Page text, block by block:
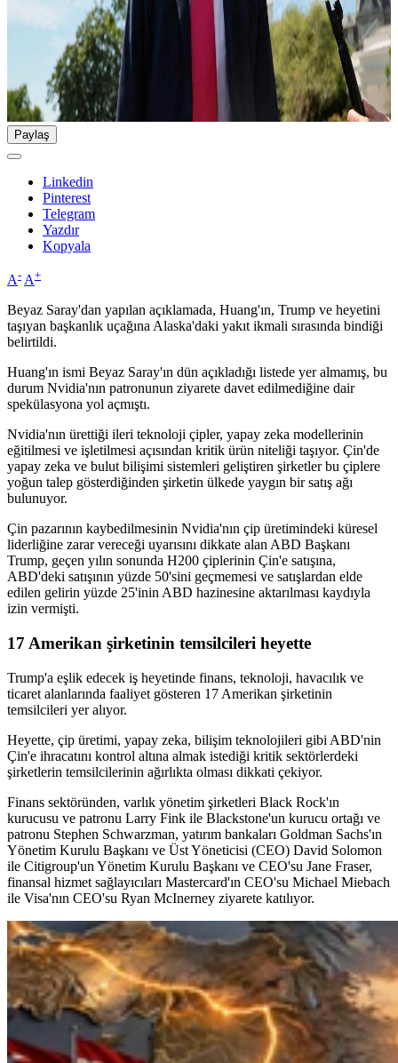
Paylaş
Linkedin
Pinterest
Telegram
Yazdır
Kopyala
A- A+
Beyaz Saray'dan yapılan açıklamada, Huang'ın, Trump ve heyetini
taşıyan başkanlık uçağına Alaska'daki yakıt ikmali sırasında bindiği
belirtildi.
Huang'ın ismi Beyaz Saray'ın dün açıkladığı listede yer almamış, bu
durum Nvidia'nın patronunun ziyarete davet edilmediğine dair
spekülasyona yol açmıştı.
Nvidia'nın ürettiği ileri teknoloji çipler, yapay zeka modellerinin
eğitilmesi ve işletilmesi açısından kritik ürün niteliği taşıyor. Çin'de
yapay zeka ve bulut bilişimi sistemleri geliştiren şirketler bu çiplere
yoğun talep gösterdiğinden şirketin ülkede yaygın bir satış ağı
bulunuyor.
Çin pazarının kaybedilmesinin Nvidia'nın çip üretimindeki küresel
liderliğine zarar vereceği uyarısını dikkate alan ABD Başkanı
Trump, geçen yılın sonunda H200 çiplerinin Çin'e satışına,
ABD'deki satışının yüzde 50'sini geçmemesi ve satışlardan elde
edilen gelirin yüzde 25'inin ABD hazinesine aktarılması kaydıyla
izin vermişti.
17 Amerikan şirketinin temsilcileri heyette
Trump'a eşlik edecek iş heyetinde finans, teknoloji, havacılık ve
ticaret alanlarında faaliyet gösteren 17 Amerikan şirketinin
temsilcileri yer alıyor.
Heyette, çip üretimi, yapay zeka, bilişim teknolojileri gibi ABD'nin
Çin'e ihracatını kontrol altına almak istediği kritik sektörlerdeki
şirketlerin temsilcilerinin ağırlıkta olması dikkati çekiyor.
Finans sektöründen, varlık yönetim şirketleri Black Rock'ın
kurucusu ve patronu Larry Fink ile Blackstone'un kurucu ortağı ve
patronu Stephen Schwarzman, yatırım bankaları Goldman Sachs'ın
Yönetim Kurulu Başkanı ve Üst Yöneticisi (CEO) David Solomon
ile Citigroup'un Yönetim Kurulu Başkanı ve CEO'su Jane Fraser,
finansal hizmet sağlayıcıları Mastercard'ın CEO'su Michael Miebach
ile Visa'nın CEO'su Ryan McInerney ziyarete katılıyor.